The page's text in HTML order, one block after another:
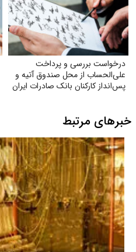
درخواست بررسی و پرداخت
علی‌الحساب از محل صندوق آتیه و
پس‌انداز کارکنان بانک صادرات ایران
خبرهای مرتبط